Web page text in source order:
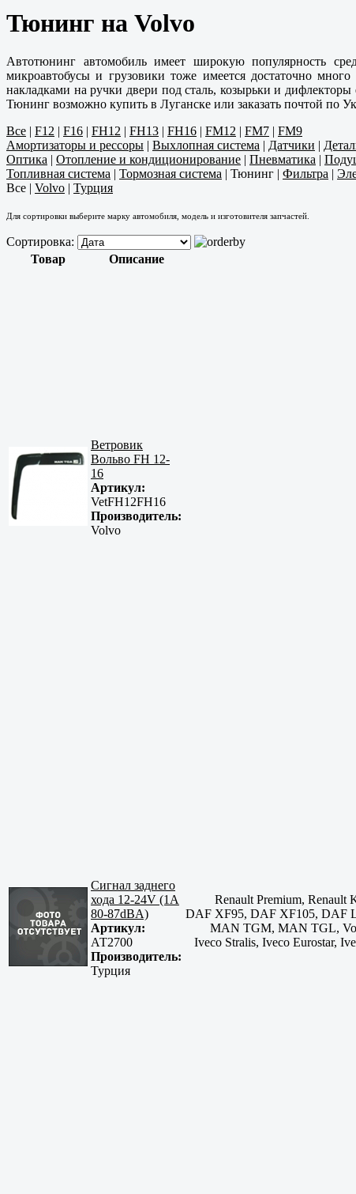
Тюнинг на Volvo
Автотюнинг автомобиль имеет широкую популярность
микроавтобусы и грузовики тоже имеется достаточно много
накладками на ручки двери под сталь, козырьки и
Тюнинг возможно купить в Луганске или заказать почтой по
Все | F12 | F16 | FH12 | FH13 | FH16 | FM12 | FM7 | FM9
Амортизаторы и рессоры | Выхлопная система | Датчики |
Оптика | Отопление и кондиционирование | Пневматика |
Топливная система | Тормозная система | Тюнинг | Фильтра |
Все | Volvo | Турция
Для сортировки выберите марку автомобиля, модель и изготовителя запчастей.
Сортировка:
Товар
Описание
Ветровик
Вольво FH 12-
16
Артикул:
VetFH12FH16
Производитель:
Volvo
Сигнал заднего
хода 12-24V (1A
80-87dBA)
Артикул:
АТ2700
Производитель:
Турция
Renault Premium, Renault
DAF XF95, DAF XF105, DAF
MAN TGM, MAN TGL,
Iveco Stralis, Iveco Eurostar,